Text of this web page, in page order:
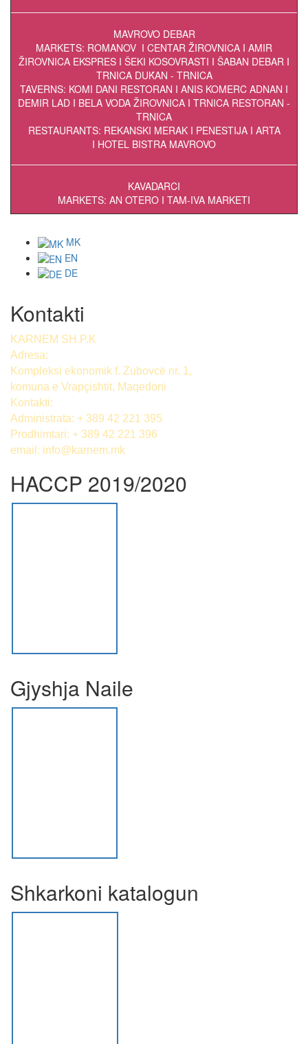
MAVROVO DEBAR
MARKETS: ROMANOV I CENTAR ŽIROVNICA I AMIR
ŽIROVNICA EKSPRES I ŠEKI KOSOVRASTI I ŠABAN DEBAR I
TRNICA DUḰAN - TRNICA
TAVERNS: KOMI DANI RESTORAN I ANIS KOMERC ADNAN I
DEMIR LAD I BELA VODA ŽIROVNICA I TRNICA RESTORAN -
TRNICA
RESTAURANTS: REKANSKI MERAK I PENESTIJA I ARTA
I HOTEL BISTRA MAVROVO
KAVADARCI
MARKETS: AN OTERO I TAM-IVA MARKETI
MK
EN
DE
Kontakti
KARNEM SH.P.K
Adresa:
Kompleksi ekonomik f. Zubovcë nr. 1,
komuna е Vrapçishtit, Maqedoni
Kontakti:
Administrata: + 389 42 221 395
Prodhimtari: + 389 42 221 396
email: info@karnem.mk
HACCP 2019/2020
Gjyshja Naile
Shkarkoni katalogun